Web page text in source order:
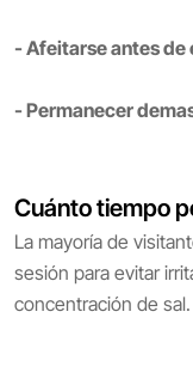
- Afeitarse antes de
- Permanecer
Cuánto tiempo
La mayoría de
sesión para evitar
concentración de sal.